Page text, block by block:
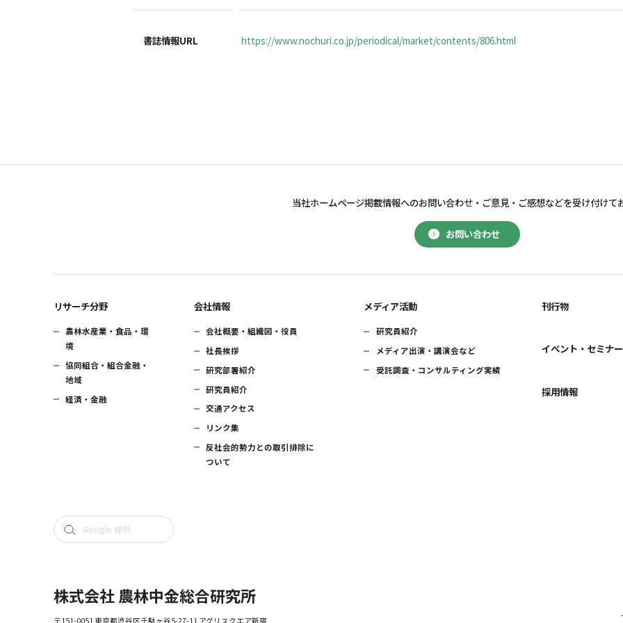
書誌情報URL https://www.nochuri.co.jp/periodical/market/contents/806.html
お問い合わせ
当社ホームページ掲載情報へのお問い合わせ・ ご意見・ご感想などを受け付けて
リサーチ分野
農林水産業・食品・環
境
協同組合・組合金融・
地域
経済・金融
会社情報
会社概要・組織図・役員
社長挨拶
研究部署紹介
研究員紹介
交通アクセス
リンク集
反社会的勢力との取引排除に
ついて
メディア活動
研究員紹介
メディア出演・講演会など
受託調査・コンサルティング実績
刊行物
イベント・セミナー
採用情報
株式会社 農林中金総合研究所
〒151-0051 東京都渋谷区千駄ヶ谷5-27-11 アグリスクエア新宿